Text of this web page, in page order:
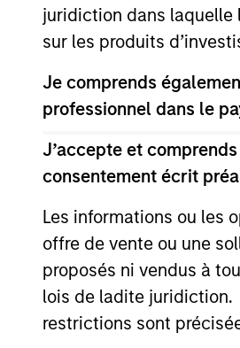
juridiction dans laquelle
sur les produits
Je comprends
professionnel dans le
J’accepte et
consentement écrit
Les informations ou les
offre de vente ou une
proposés ni vendus à
lois de ladite juridiction.
restrictions sont
investment
firm, he was a
the University of
Team